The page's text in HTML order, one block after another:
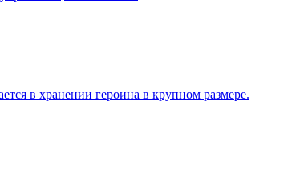
в хранении героина в крупном размере.